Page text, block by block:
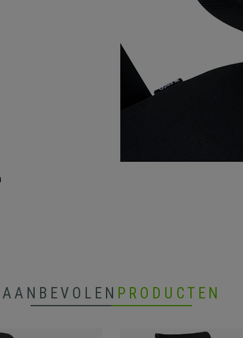
AANBEVOLEN PRODUCTEN